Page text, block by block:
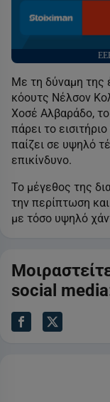
Με τη δύναμη της
κόουτς Νέλσον
Χοσέ Αλβαράδο,
πάρει το
παίζει σε υψηλό
επικίνδυνο.
Το μέγεθος της
την περίπτωση
με τόσο υψηλό
social